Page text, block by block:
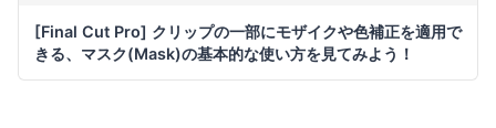
[Final Cut Pro] クリップの一部にモザイクや色補正を適用で
きる、マスク(Mask)の基本的な使い方を見てみよう！